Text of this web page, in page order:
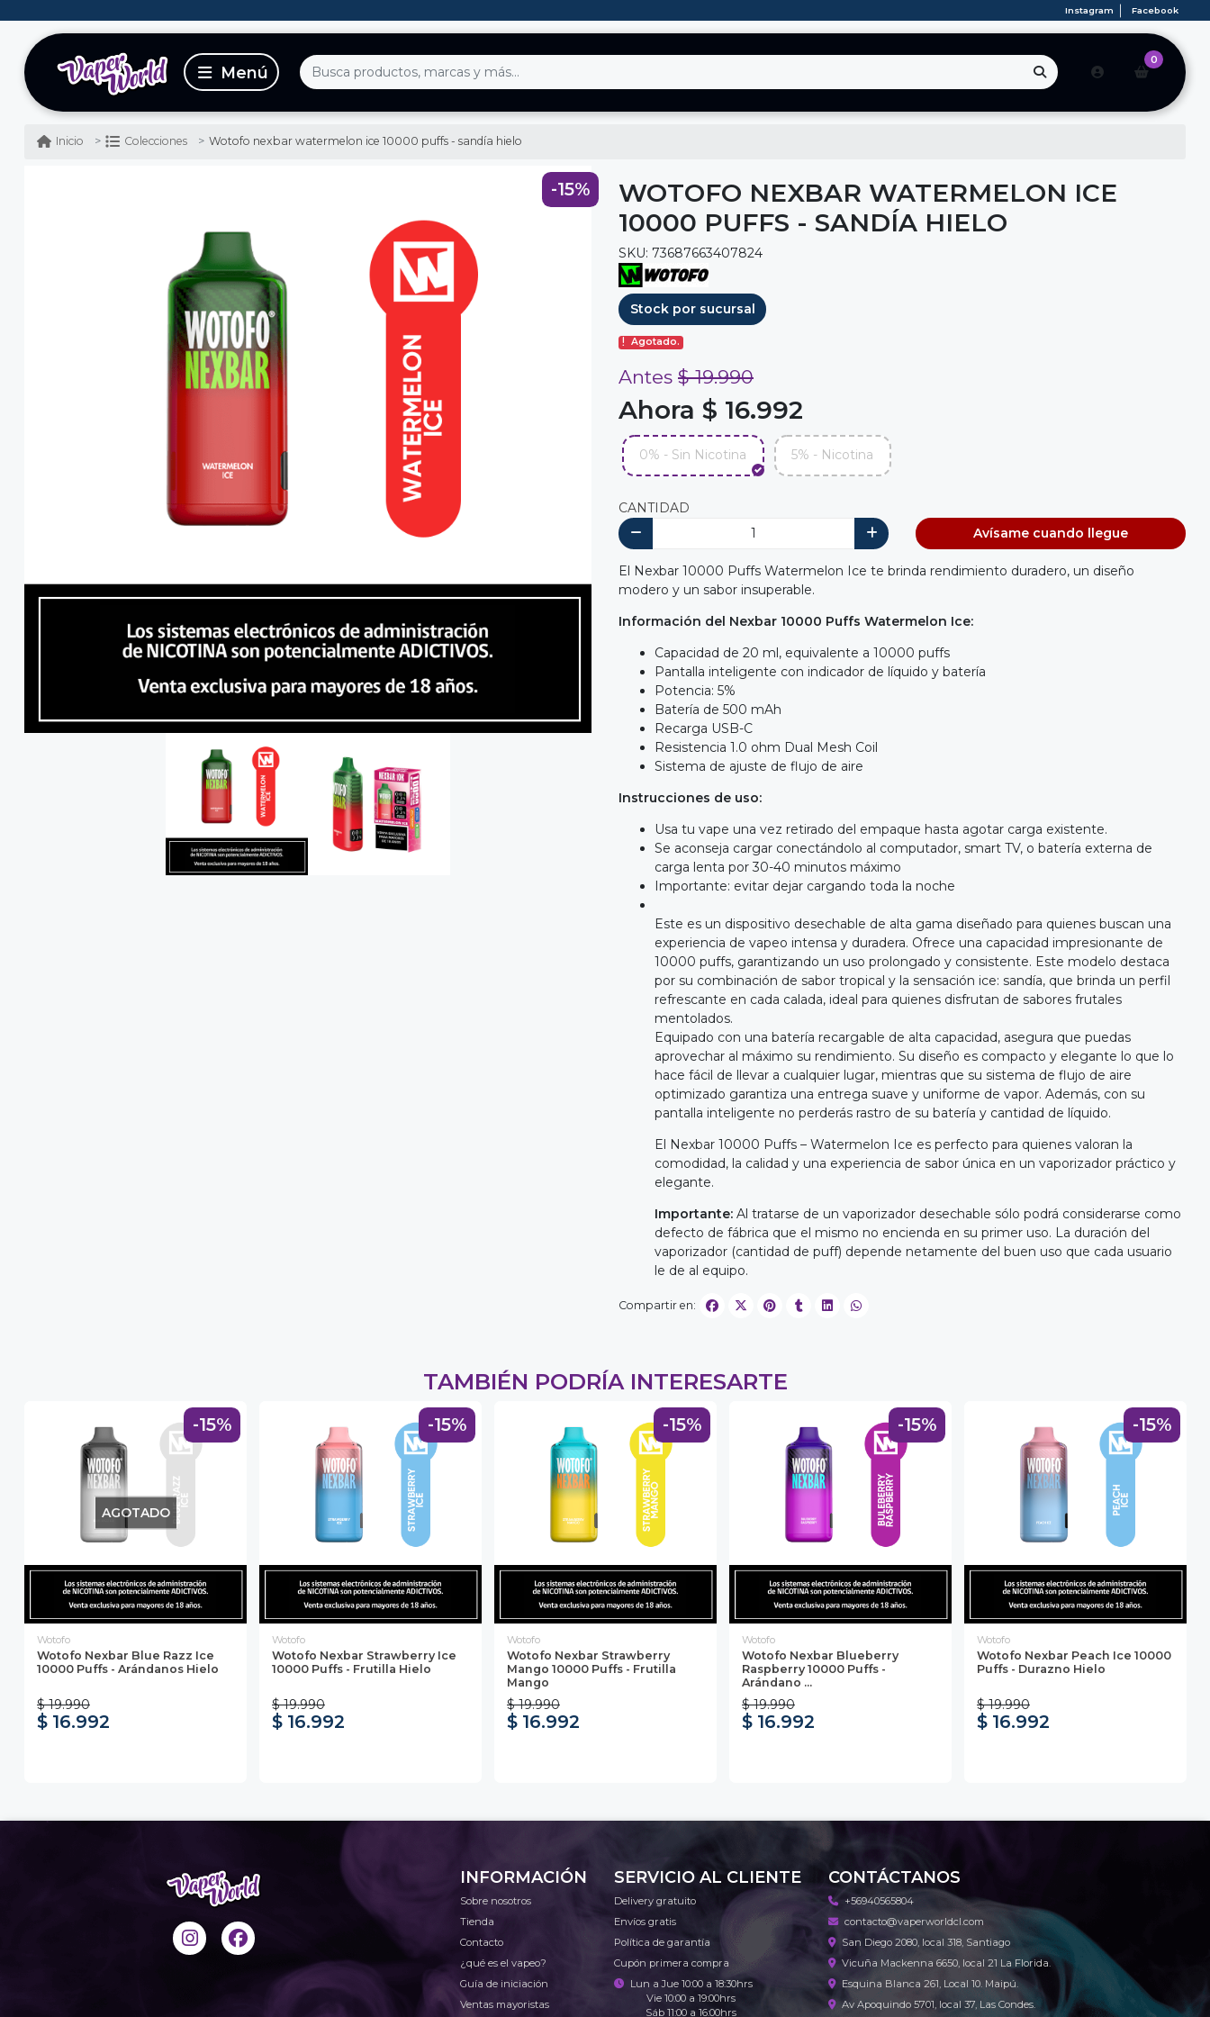
Instagram Facebook
0
Inicio Colecciones Wotofo nexbar watermelon ice 10000 puffs - sandía hielo
-15%
WOTOFO NEXBAR WATERMELON ICE
10000 PUFFS - SANDÍA HIELO
SKU: 73687663407824
Stock por sucursal
Agotado.
Antes $ 19.990
Ahora $ 16.992
0% - Sin Nicotina 5% - Nicotina
CANTIDAD
Avísame cuando llegue
El Nexbar 10000 Puffs Watermelon Ice te brinda rendimiento duradero, un diseño
modero y un sabor insuperable.
Información del Nexbar 10000 Puffs Watermelon Ice:
Capacidad de 20 ml, equivalente a 10000 puffs
Pantalla inteligente con indicador de líquido y batería
Potencia: 5%
Batería de 500 mAh
Recarga USB-C
Resistencia 1.0 ohm Dual Mesh Coil
Sistema de ajuste de flujo de aire
Instrucciones de uso:
Usa tu vape una vez retirado del empaque hasta agotar carga existente.
Se aconseja cargar conectándolo al computador, smart TV, o batería externa de
carga lenta por 30-40 minutos máximo
Importante: evitar dejar cargando toda la noche
Este es un dispositivo desechable de alta gama diseñado para quienes buscan una
experiencia de vapeo intensa y duradera. Ofrece una capacidad impresionante de
10000 puffs, garantizando un uso prolongado y consistente. Este modelo destaca
por su combinación de sabor tropical y la sensación ice: sandía, que brinda un perfil
refrescante en cada calada, ideal para quienes disfrutan de sabores frutales
mentolados.
Equipado con una batería recargable de alta capacidad, asegura que puedas
aprovechar al máximo su rendimiento. Su diseño es compacto y elegante lo que lo
hace fácil de llevar a cualquier lugar, mientras que su sistema de flujo de aire
optimizado garantiza una entrega suave y uniforme de vapor. Además, con su
pantalla inteligente no perderás rastro de su batería y cantidad de líquido.
El Nexbar 10000 Puffs – Watermelon Ice es perfecto para quienes valoran la
comodidad, la calidad y una experiencia de sabor única en un vaporizador práctico y
elegante.
Importante: Al tratarse de un vaporizador desechable sólo podrá considerarse como
defecto de fábrica que el mismo no encienda en su primer uso. La duración del
vaporizador (cantidad de puff) depende netamente del buen uso que cada usuario
le de al equipo.
Compartir en:
TAMBIÉN PODRÍA INTERESARTE
-15%
AGOTADO
Wotofo
Wotofo Nexbar Blue Razz Ice
10000 Puffs - Arándanos Hielo
$ 19.990
$ 16.992
-15%
Wotofo
Wotofo Nexbar Strawberry Ice
10000 Puffs - Frutilla Hielo
$ 19.990
$ 16.992
-15%
Wotofo
Wotofo Nexbar Strawberry
Mango 10000 Puffs - Frutilla
Mango
$ 19.990
$ 16.992
-15%
Wotofo
Wotofo Nexbar Blueberry
Raspberry 10000 Puffs -
Arándano ...
$ 19.990
$ 16.992
-15%
Wotofo
Wotofo Nexbar Peach Ice 10000
Puffs - Durazno Hielo
$ 19.990
$ 16.992
INFORMACIÓN
Sobre nosotros
Tienda
Contacto
¿qué es el vapeo?
Guía de iniciación
Ventas mayoristas
SERVICIO AL CLIENTE
Delivery gratuito
Envíos gratis
Política de garantía
Cupón primera compra
Lun a Jue 10:00 a 18:30hrs
Vie 10:00 a 19:00hrs
Sáb 11:00 a 16:00hrs
CONTÁCTANOS
+56940565804
contacto@vaperworldcl.com
San Diego 2080, local 318, Santiago
Vicuña Mackenna 6650, local 21 La Florida.
Esquina Blanca 261, Local 10. Maipú.
Av Apoquindo 5701, local 37, Las Condes.